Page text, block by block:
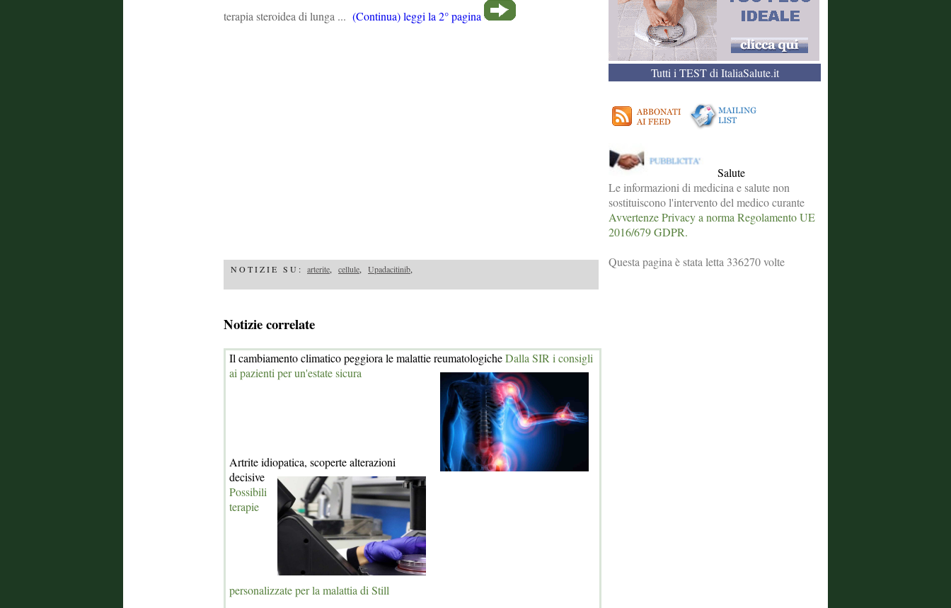
terapia steroidea di lunga ... (Continua) leggi la 2° pagina
NOTIZIE SU: arterite, cellule, Upadacitinib,
Notizie correlate
Il cambiamento climatico peggiora le malattie reumatologicheDalla SIR i consigli
ai pazienti per un'estate sicura
Artrite idiopatica, scoperte alterazioni
decisive
Possibili
terapie
personalizzate per la malattia di Still
Tutti i TEST di ItaliaSalute.it
Salute
Le informazioni di medicina e salute non
sostituiscono l'intervento del medico curante
Avvertenze Privacy a norma Regolamento UE
2016/679 GDPR.
Questa pagina è stata letta 336270 volte